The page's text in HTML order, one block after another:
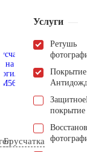
Брусчатка
Услуги
Ретушь
Покрытие
Защитное
покрытие